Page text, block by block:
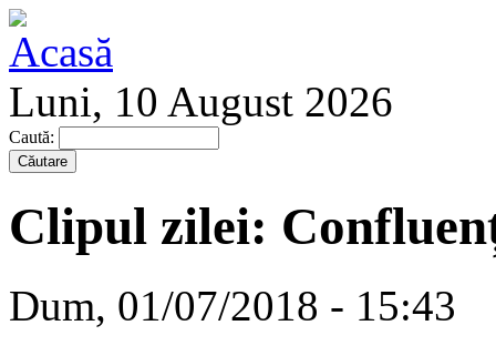
Luni, 10 August 2026
Caută:
Clipul zilei:
Dum, 01/07/2018 - 15:43